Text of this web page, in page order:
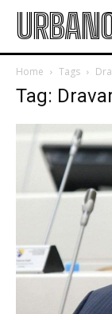
Home Tags
Tag: